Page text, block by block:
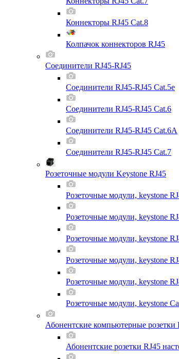
Коннекторы RJ45 Cat.8
Колпачок коннекторов RJ45
Соединители RJ45-RJ45
Соединители RJ45-RJ45 Cat.5e
Соединители RJ45-RJ45 Cat.6
Соединители RJ45-RJ45 Cat.6A
Соединители RJ45-RJ45 Cat.7
Розеточные модули Keystone RJ45
Розеточные модули, keystone
Розеточные модули, keystone
Розеточные модули, keystone
Розеточные модули, keystone
Розеточные модули, keystone
Розеточные модули, keystone
Абонентские компьютерные розетки
Абонентские розетки RJ45